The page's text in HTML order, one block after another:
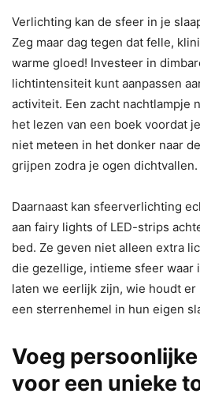
Verlichting kan de sfeer in je
Zeg maar dag tegen dat felle,
warme gloed! Investeer in
lichtintensiteit kunt aanpassen
activiteit. Een zacht nachtlampje
het lezen van een boek voordat
niet meteen in het donker naar
grijpen zodra je ogen dichtvallen.
Daarnaast kan sfeerverlichting
aan fairy lights of LED-strips
bed. Ze geven niet alleen extra
die gezellige, intieme sfeer waar
laten we eerlijk zijn, wie houdt er
een sterrenhemel in hun eigen
Voeg
voor een unieke